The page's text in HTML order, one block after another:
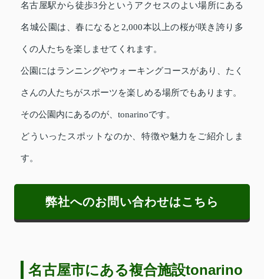
名古屋駅から徒歩3分というアクセスのよい場所にある
名城公園は、春になると2,000本以上の桜が咲き誇り多
くの人たちを楽しませてくれます。
公園にはランニングやウォーキングコースがあり、たく
さんの人たちがスポーツを楽しめる場所でもあります。
その公園内にあるのが、tonarinoです。
どういったスポットなのか、特徴や魅力をご紹介しま
す。
弊社へのお問い合わせはこちら
名古屋市にある複合施設tonarino